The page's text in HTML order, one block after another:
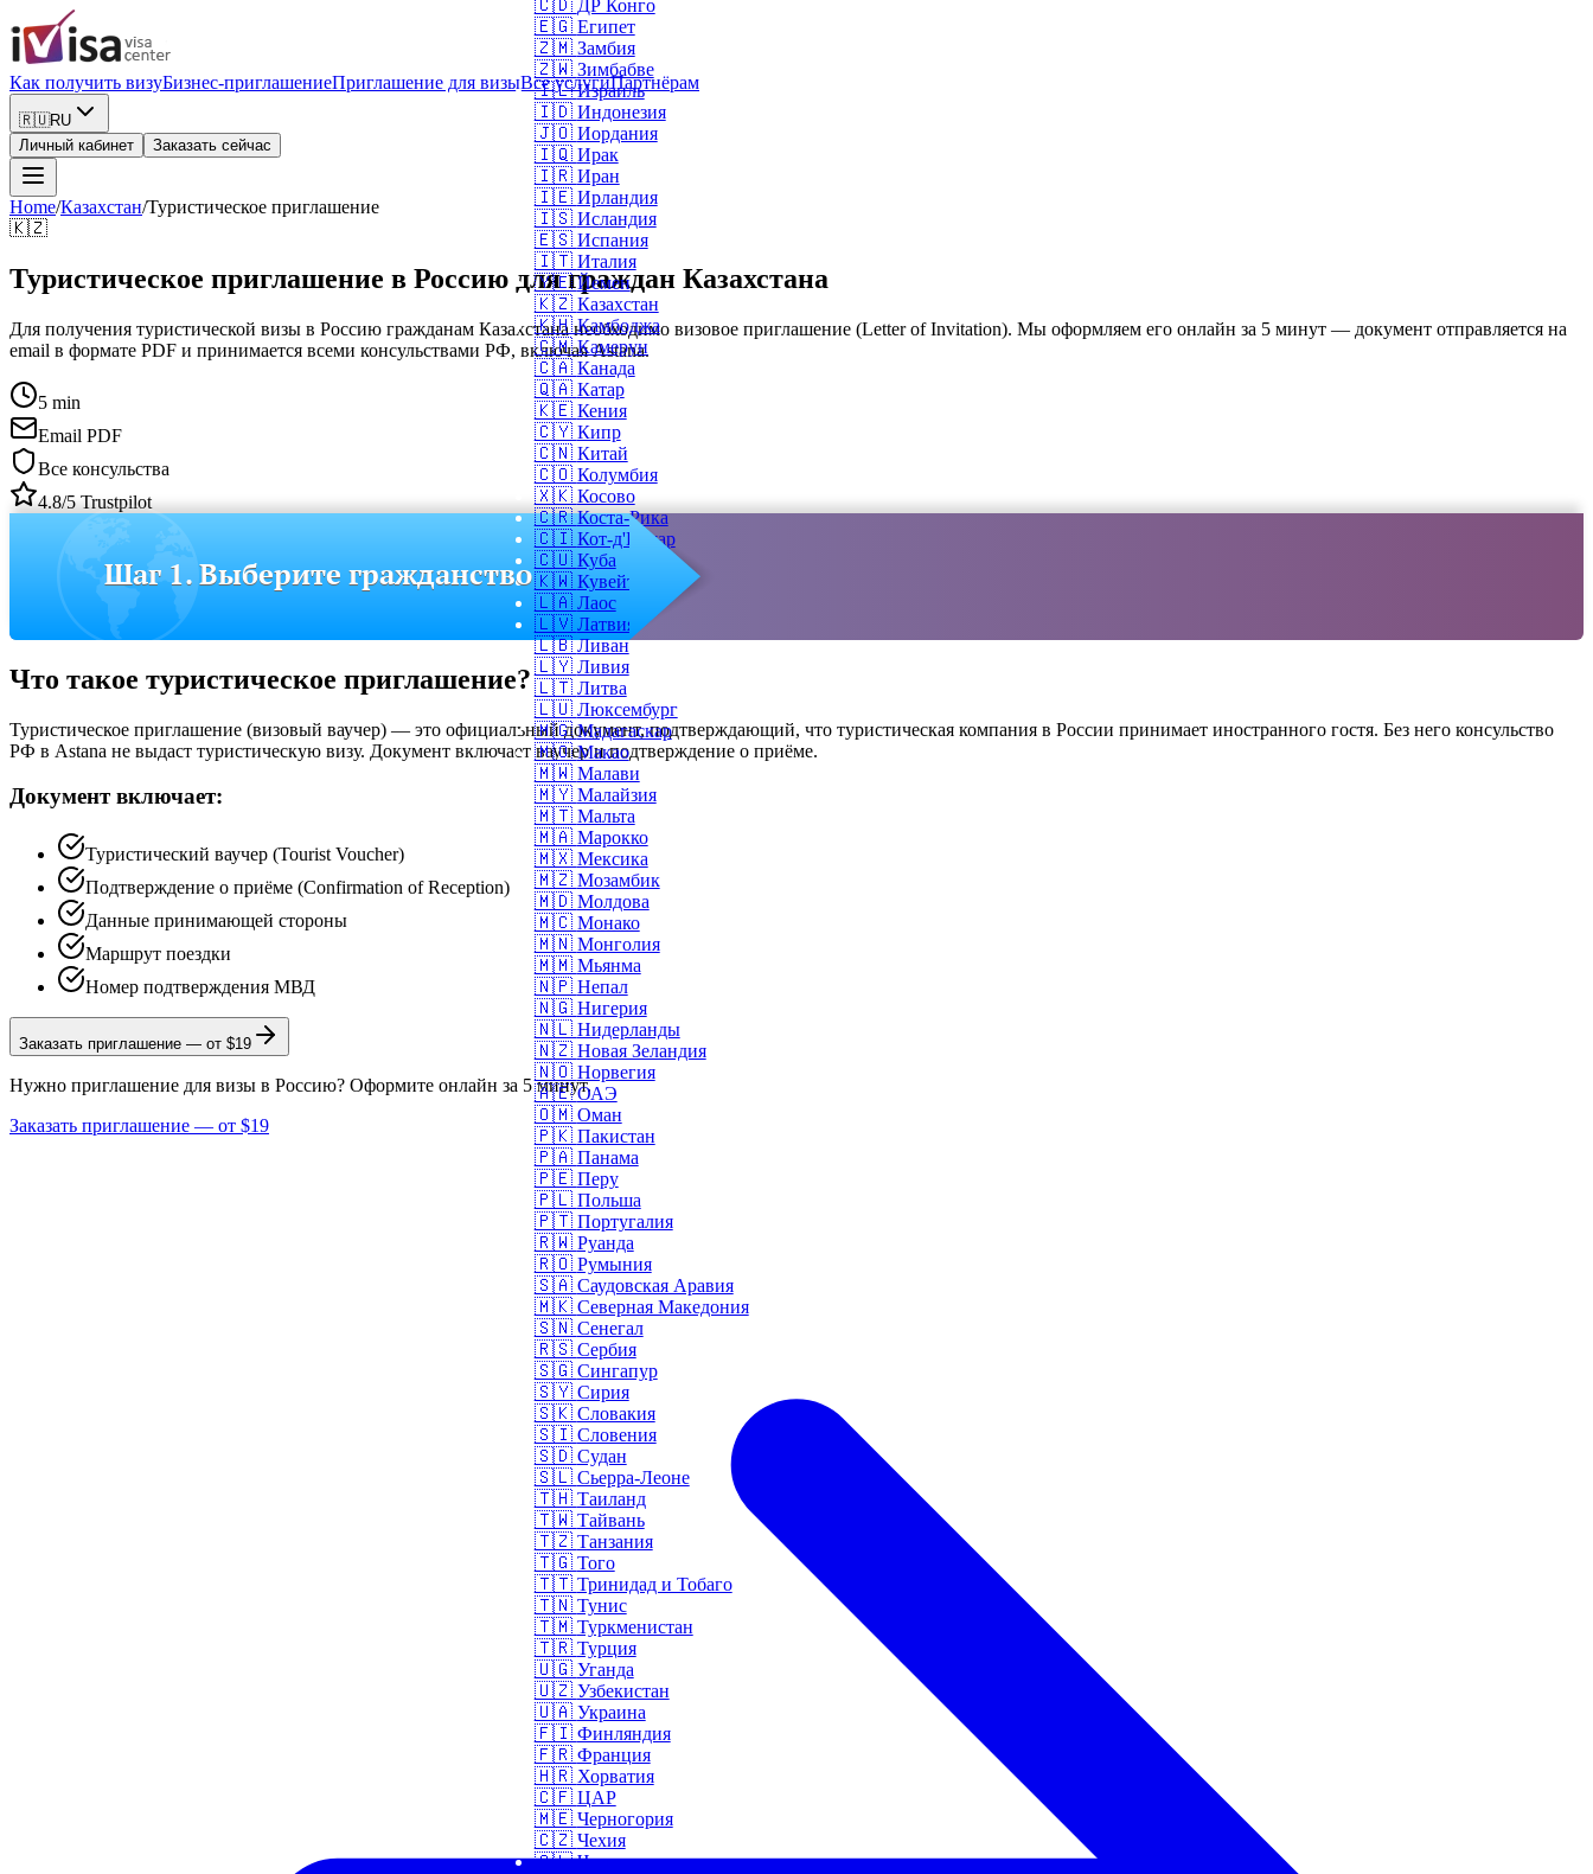
Как получить визуБизнес-приглашениеПриглашение для визыВсе услугиПартнёрам
🇷🇺RU
Личный кабинет
Заказать сейчас
Home/Казахстан/Туристическое приглашение
🇰🇿
Туристическое приглашение в Россию для граждан Казахстана
Для получения туристической визы в Россию гражданам Казахстана необходимо визовое приглашение (Letter of Invitation). Мы оформляем его онлайн за 5 минут — документ отправляется на
email в формате PDF и принимается всеми консульствами РФ, включая Astana.
5 min
Email PDF
Все консульства
4.8/5 Trustpilot
Шаг 1. Выберите гражданство
🇨🇩 ДР Конго
🇪🇬 Египет
🇿🇲 Замбия
🇿🇼 Зимбабве
🇮🇱 Израиль
🇮🇩 Индонезия
🇯🇴 Иордания
🇮🇶 Ирак
🇮🇷 Иран
🇮🇪 Ирландия
🇮🇸 Исландия
🇪🇸 Испания
🇮🇹 Италия
🇾🇪 Йемен
🇰🇿 Казахстан
🇰🇭 Камбоджа
🇨🇲 Камерун
🇨🇦 Канада
🇶🇦 Катар
🇰🇪 Кения
🇨🇾 Кипр
🇨🇳 Китай
🇨🇴 Колумбия
🇽🇰 Косово
🇨🇷 Коста-Рика
🇨🇮 Кот-д'Ивуар
🇨🇺 Куба
🇰🇼 Кувейт
🇱🇦 Лаос
🇱🇻 Латвия
🇱🇧 Ливан
🇱🇾 Ливия
🇱🇹 Литва
🇱🇺 Люксембург
🇲🇬 Мадагаскар
🇲🇴 Макао
🇲🇼 Малави
🇲🇾 Малайзия
🇲🇹 Мальта
🇲🇦 Марокко
🇲🇽 Мексика
🇲🇿 Мозамбик
🇲🇩 Молдова
🇲🇨 Монако
🇲🇳 Монголия
🇲🇲 Мьянма
🇳🇵 Непал
🇳🇬 Нигерия
🇳🇱 Нидерланды
🇳🇿 Новая Зеландия
🇳🇴 Норвегия
🇦🇪 ОАЭ
🇴🇲 Оман
🇵🇰 Пакистан
🇵🇦 Панама
🇵🇪 Перу
🇵🇱 Польша
🇵🇹 Португалия
🇷🇼 Руанда
🇷🇴 Румыния
🇸🇦 Саудовская Аравия
🇲🇰 Северная Македония
🇸🇳 Сенегал
🇷🇸 Сербия
🇸🇬 Сингапур
🇸🇾 Сирия
🇸🇰 Словакия
🇸🇮 Словения
🇸🇩 Судан
🇸🇱 Сьерра-Леоне
🇹🇭 Таиланд
🇹🇼 Тайвань
🇹🇿 Танзания
🇹🇬 Того
🇹🇹 Тринидад и Тобаго
🇹🇳 Тунис
🇹🇲 Туркменистан
🇹🇷 Турция
🇺🇬 Уганда
🇺🇿 Узбекистан
🇺🇦 Украина
🇫🇮 Финляндия
🇫🇷 Франция
🇭🇷 Хорватия
🇨🇫 ЦАР
🇲🇪 Черногория
🇨🇿 Чехия
🇨🇱 Чили
Что такое туристическое приглашение?
Туристическое приглашение (визовый ваучер) — это официальный документ, подтверждающий, что туристическая компания в России принимает иностранного гостя. Без него консульство
РФ в Astana не выдаст туристическую визу. Документ включает ваучер и подтверждение о приёме.
Документ включает:
Туристический ваучер (Tourist Voucher)
Подтверждение о приёме (Confirmation of Reception)
Данные принимающей стороны
Маршрут поездки
Номер подтверждения МВД
Заказать приглашение — от $19
Нужно приглашение для визы в Россию? Оформите онлайн за 5 минут.
Заказать приглашение — от $19